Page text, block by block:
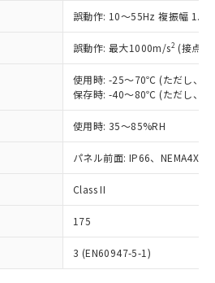
誤動作: 10～55Hz 複振幅
誤動作: 最大1000m/s2 (接点
使用時: -25～70℃ (ただし、氷
保存時: -40～80℃ (ただし、氷
使用時: 35～85%RH
パネル前面: IP66、NEMA4X,
Class II
175
3 (EN60947-5-1)
作成されるものであり、閲
点での実際の在庫および標
異なる場合があることをご
状況および標準価格はお客
先、またはお客様担当のオ
機器販売店・当社販売員に
御機器販売店や当社販売拠
ネットワーク
」をご確認
び標準価格結果を当社の
なく第三者に漏洩または開
お願いします。
機能（部品リスト作成サー
利用いただくには、I-Web
、 水銀(Hg) 1000ppm以下、 カド
以下、ポリ臭化ビフェニル
下、ポリ臭化ジフェニルエーテル類
以下、フタル酸ジブチル
下、フタル酸ジイソブチル
業用監視および制御機器に対する
の４物質については閾値を超える意
を確認しています。
え状況などにより、予定
があります。
基準値 (GB/T26572)：
Hg(水銀) : 1000ppm、 Cd(カドミウ
、 PBBs(ポリ臭化ビフェ
PBDEs(ポリ臭化ジフェニルエーテ
) : 1000ppm、 DIBP(フタル酸ジ
、 BBP(フタル酸ブチルベンジ
エチルヘキシル)) : 1000ppm
（10物質）のすべてが基
とを示します。
使用状況下において有害物
し、環境に深刻な影響を
意味します。
出許可(または役務取引許
るなどの必要な手続きを
貨物を破棄する場合は、完
るなど、違法に輸出されな
な手段を講じます。
製品を、核兵器、ミサイ
器、生物兵器またはその他
これらの製造装置等に一切
製品を第三者に販売する
記1、2および3の内容を当
知します。また当社は、
び販売に係わる関係者が違
るおそれがある場合は、取
たしません。
以上の在庫あり
には満たないが在庫あり
し(最新の在庫状況につ
、お客様のお取引先、ま
客様担当のオムロン制御
売店・当社販売員にご確
産機種、また在庫状況の
公開していない機種